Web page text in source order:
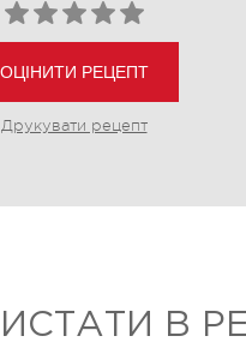
ОЦІНИТИ РЕЦЕПТ
Друкувати рецепт
В